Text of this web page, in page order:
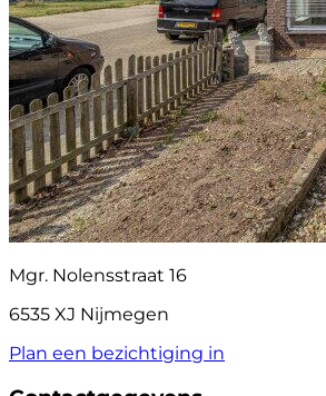
Mgr. Nolensstraat 16
6535 XJ Nijmegen
Plan een bezichtiging in